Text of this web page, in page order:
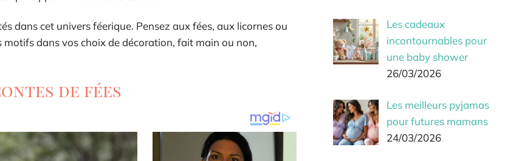
dans cet univers féerique. Pensez aux fées, aux licornes ou
dans vos choix de décoration, fait main ou non,
de fées
Les cadeaux
incontournables pour
une baby shower
26/03/2026
Les meilleurs pyjamas
pour futures mamans
24/03/2026